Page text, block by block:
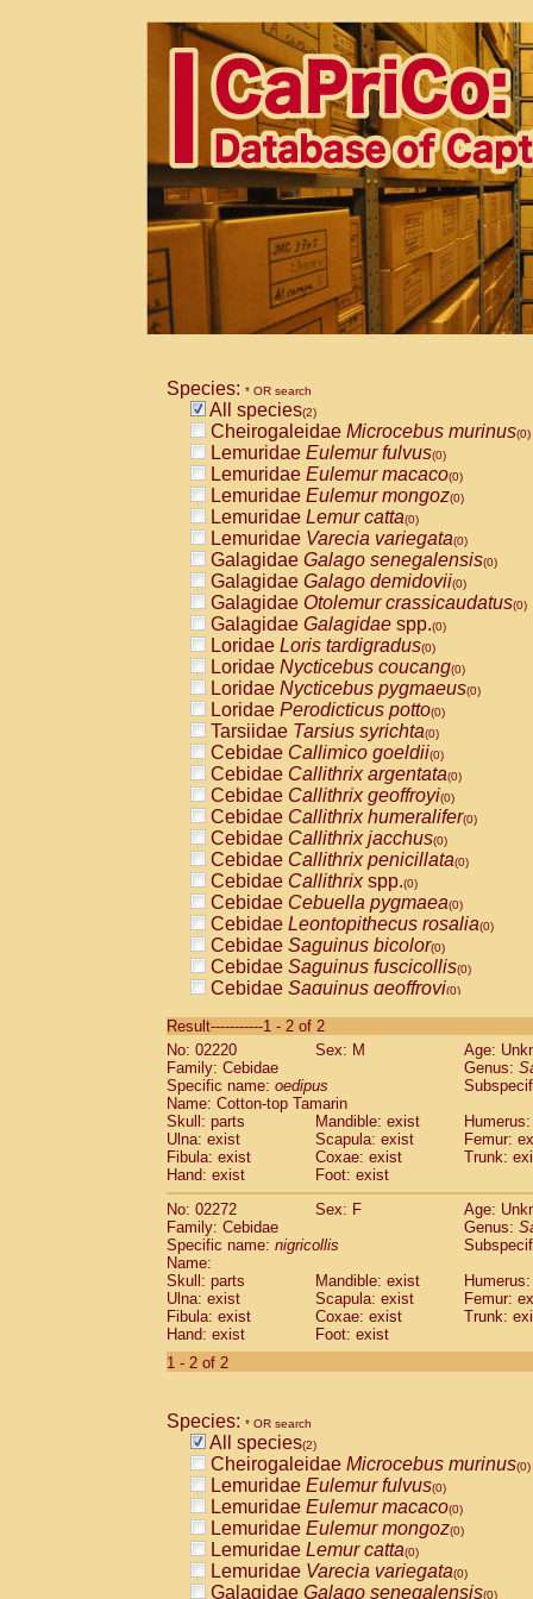
Species: * OR search
All species(2)
Cheirogaleidae Microcebus murinus(0)
Lemuridae Eulemur fulvus(0)
Lemuridae Eulemur macaco(0)
Lemuridae Eulemur mongoz(0)
Lemuridae Lemur catta(0)
Lemuridae Varecia variegata(0)
Galagidae Galago senegalensis(0)
Galagidae Galago demidovii(0)
Galagidae Otolemur crassicaudatus(0)
Galagidae Galagidae spp.(0)
Loridae Loris tardigradus(0)
Loridae Nycticebus coucang(0)
Loridae Nycticebus pygmaeus(0)
Loridae Perodicticus potto(0)
Tarsiidae Tarsius syrichta(0)
Cebidae Callimico goeldii(0)
Cebidae Callithrix argentata(0)
Cebidae Callithrix geoffroyi(0)
Cebidae Callithrix humeralifer(0)
Cebidae Callithrix jacchus(0)
Cebidae Callithrix penicillata(0)
Cebidae Callithrixspp.(0)
Cebidae Cebuella pygmaea(0)
Cebidae Leontopithecus rosalia(0)
Cebidae Saguinus bicolor(0)
Cebidae Saguinus fuscicollis(0)
Cebidae Saguinus geoffroyi(0)
CebidaeSaguinus labiatus(0)
Cebidae Saguinus leucopus (0)
Cebidae
CebidaeSaguinus mystax
Cebidae Saguinus nigricollis (1)
Cebidae Saguinus oedipus
Cebidae Saguinus weddelli
Cebidae Saguinusspp.
Cebidae Aotus trivirgatus
Cebidae
CebidaeCebus apella
Cebidae
Cebidae Cebus nigrivittatus
Cebidae Cebusspp.(0)
Cebidae Saimiri boliviensis
CebidaeSaimiri sciureus(0)
AtelidaeAlouatta caraya(0)
Atelidae Alouatta seniculus
AtelidaeAlouatta
AtelidaeAteles belzebuth(0)
AtelidaeAteles geoffroyi(0)
AtelidaeAteles paniscus(0)
AtelidaeAtelesspp. (0)
AtelidaeLagothrix lagothricha
AtelidaeLagothrix lagothricha cana
PitheciidaeCacajao calvus
Result-----------1 - 2 of 2
No: 02220
Sex: M
Age:
Family: Cebidae
Genus:
Specific name: oedipus
Name: Cotton-top Tamarin
Skull: parts
Mandible: exist
Ulna: exist
Scapula: exist
Femur:
Fibula: exist
Coxae: exist
Trunk:
Hand: exist
Foot: exist
No: 02272
Sex: F
Age:
Family: Cebidae
Genus:
Specific name: nigricollis
Name:
Skull: parts
Mandible: exist
Ulna: exist
Scapula: exist
Femur:
Fibula: exist
Coxae: exist
Trunk:
Hand: exist
Foot: exist
1 - 2 of 2
Species: * OR search
All species(2)
Cheirogaleidae Microcebus murinus(0)
Lemuridae Eulemur fulvus(0)
Lemuridae Eulemur macaco(0)
Lemuridae Eulemur mongoz(0)
Lemuridae Lemur catta(0)
Lemuridae Varecia variegata(0)
Galagidae Galago senegalensis(0)